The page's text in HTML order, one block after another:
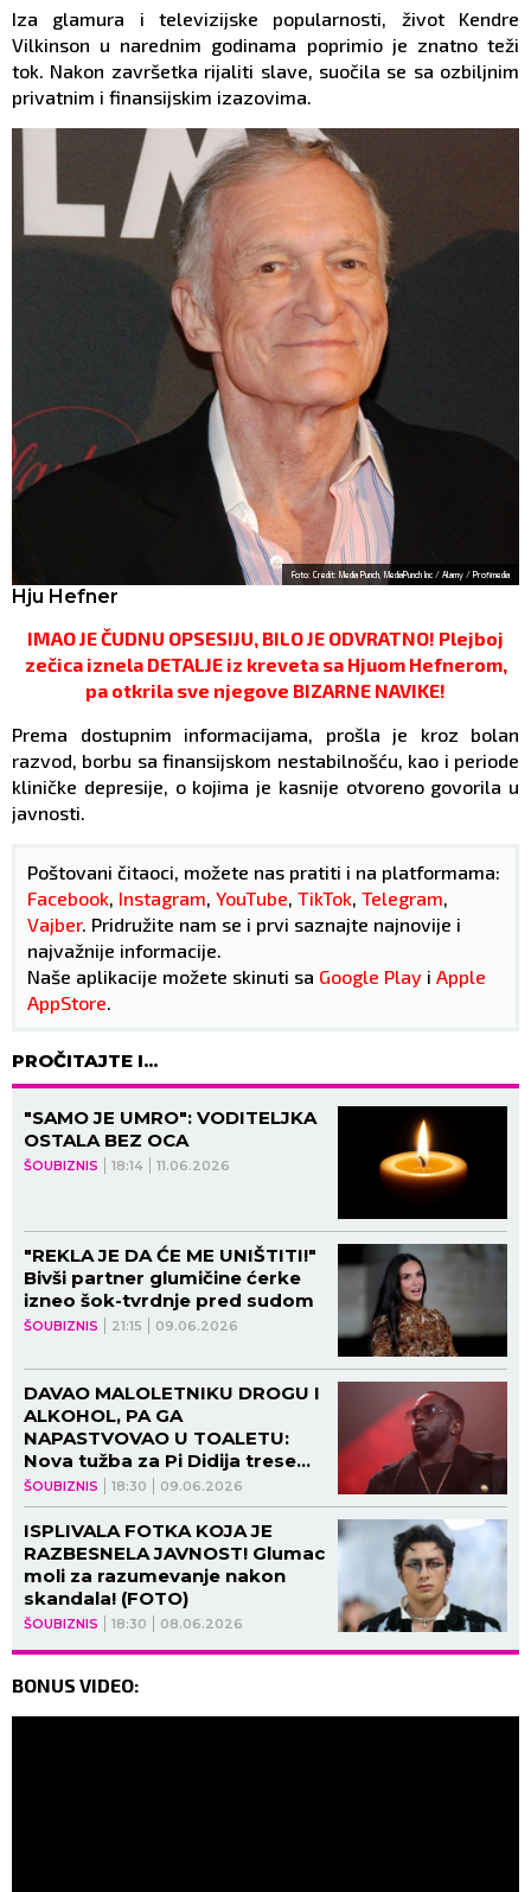
Iza glamura i televizijske popularnosti, život Kendre
Vilkinson u narednim godinama poprimio je znatno teži
tok. Nakon završetka rijaliti slave, suočila se sa ozbiljnim
privatnim i finansijskim izazovima.
Foto: Credit: Media Punch, MediaPunch Inc / Alamy / Profimedia
Hju Hefner
IMAO JE ČUDNU OPSESIJU, BILO JE ODVRATNO! Plejboj
zečica iznela DETALJE iz kreveta sa Hjuom Hefnerom,
pa otkrila sve njegove BIZARNE NAVIKE!
Prema dostupnim informacijama, prošla je kroz bolan
razvod, borbu sa finansijskom nestabilnošću, kao i periode
kliničke depresije, o kojima je kasnije otvoreno govorila u
javnosti.
Poštovani čitaoci, možete nas pratiti i na platformama:
Facebook Instagram YouTube TikTok Telegram
Vajber. Pridružite nam se i prvi saznajte najnovije i
najvažnije informacije.
Naše aplikacije možete skinuti sa Google Play i Apple
AppStore
PROČITAJTE I...
ŠOUBIZNIS 18:14 11.06.2026
"SAMO JE UMRO": VODITELJKA
OSTALA BEZ OCA
ŠOUBIZNIS 21:15 09.06.2026
"REKLA JE DA ĆE ME UNIŠTITI!"
Bivši partner glumičine ćerke
izneo šok-tvrdnje pred sudom
ŠOUBIZNIS 18:30 09.06.2026
DAVAO MALOLETNIKU DROGU I
ALKOHOL, PA GA
NAPASTVOVAO U TOALETU:
Nova tužba za Pi Didija trese
svet - DA SE NAJEŽIŠ!
ŠOUBIZNIS 18:30 08.06.2026
ISPLIVALA FOTKA KOJA JE
RAZBESNELA JAVNOST! Glumac
moli za razumevanje nakon
skandala! (FOTO)
BONUS VIDEO: